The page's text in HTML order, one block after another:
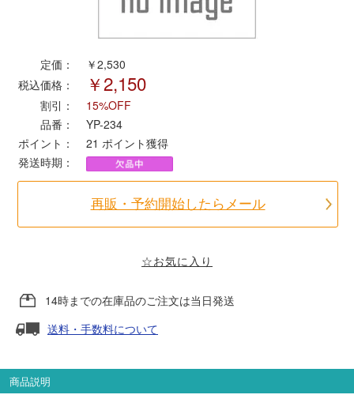
Bトレインショーティー
タカラトミー（プラレール）
ポポンデッタ
MODEMO(モデモ)
天賞堂
TTC
定価：
￥2,530
税込価格：
￥2,150
割引：
15%OFF
品番：
YP-234
ポイント：
21 ポイント獲得
発送時期：
再販・予約開始したらメール
☆お気に入り
14時までの在庫品のご注文は当日発送
送料・手数料について
商品説明